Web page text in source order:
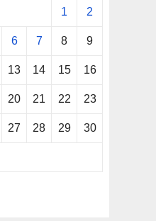
1 2
6 7 8 9
13 14 15 16
20 21 22 23
27 28 29 30